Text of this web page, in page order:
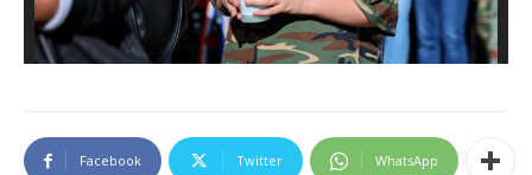
Facebook Twitter WhatsApp